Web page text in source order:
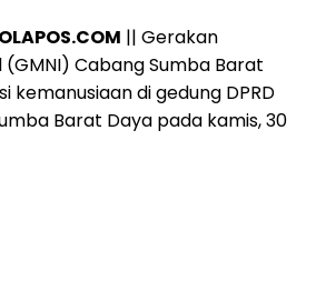
|| Gerakan
(GMNI) Cabang Sumba Barat
kemanusiaan di gedung DPRD
Barat Daya pada kamis, 30